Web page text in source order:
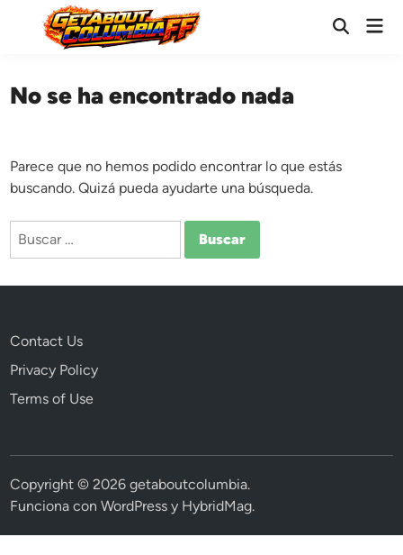
contenido
Abrir
No se ha encontrado nada
Parece que no hemos podido encontrar lo que estás
buscando. Quizá pueda ayudarte una búsqueda.
Buscar:
Contact Us
Privacy Policy
Terms of Use
Copyright © 2026getaboutcolumbia.
Funciona conWordPress y HybridMag.